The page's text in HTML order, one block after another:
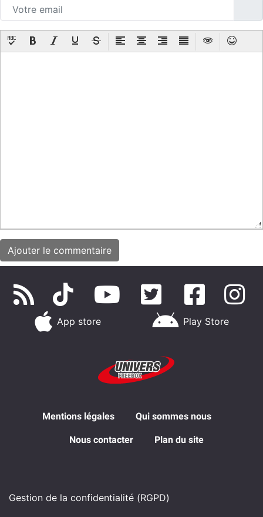
App store Play Store
Mentions légales Qui sommes nous
Nous contacter Plan du site
Gestion de la confidentialité (RGPD)